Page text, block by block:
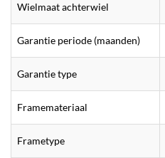
Wielmaat achterwiel
Garantie periode (maanden)
Garantie type
Framemateriaal
Frametype